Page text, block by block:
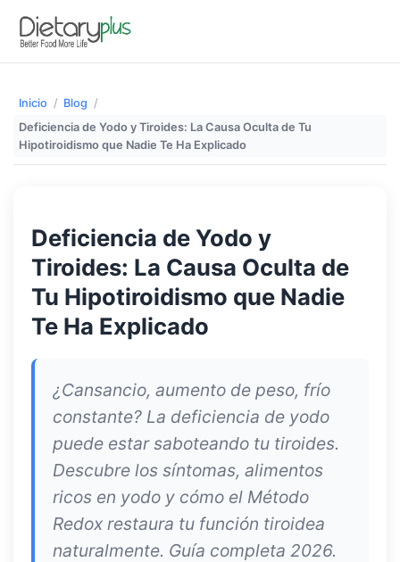
Inicio / Blog /
Deficiencia de Yodo y Tiroides: La Causa Oculta de Tu
Hipotiroidismo que Nadie Te Ha Explicado
Deficiencia de Yodo y
Tiroides: La Causa Oculta de
Tu Hipotiroidismo que Nadie
Te Ha Explicado
¿Cansancio, aumento de peso, frío
constante? La deficiencia de yodo
puede estar saboteando tu tiroides.
Descubre los síntomas, alimentos
ricos en yodo y cómo el Método
Redox restaura tu función tiroidea
naturalmente. Guía completa 2026.